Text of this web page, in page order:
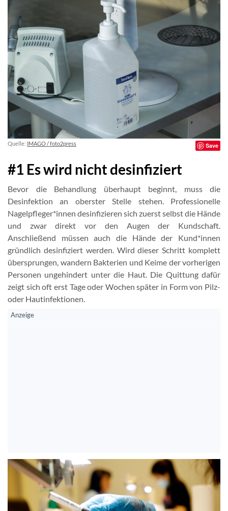
Quelle: IMAGO / foto2press Save
#1 Es wird nicht desinfiziert
Bevor die Behandlung überhaupt beginnt, muss die
Desinfektion an oberster Stelle stehen. Professionelle
Nagelpfleger*innen desinfizieren sich zuerst selbst die Hände
und zwar direkt vor den Augen der Kundschaft.
Anschließend müssen auch die Hände der Kund*innen
gründlich desinfiziert werden. Wird dieser Schritt komplett
übersprungen, wandern Bakterien und Keime der vorherigen
Personen ungehindert unter die Haut. Die Quittung dafür
zeigt sich oft erst Tage oder Wochen später in Form von Pilz-
oder Hautinfektionen.